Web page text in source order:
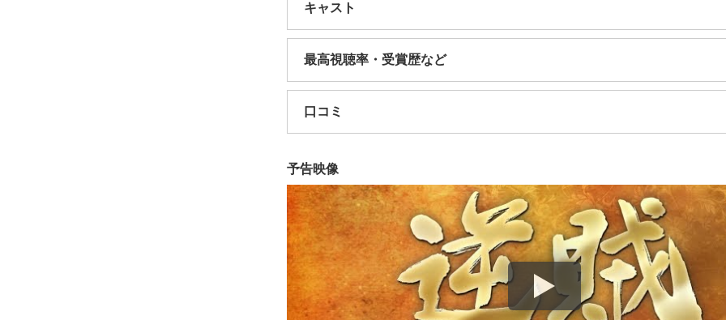
キャスト
最高視聴率・受賞歴など
口コミ
予告映像